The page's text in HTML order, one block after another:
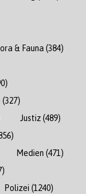
& Fauna (384)
(327)
Justiz(489)
Medien (471)
Polizei (1240)